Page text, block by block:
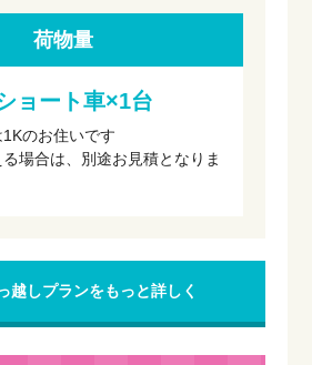
荷物量
ョート車×1台
のお住いです
場合は、別途お見積となりま
越しプランをもっと詳しく